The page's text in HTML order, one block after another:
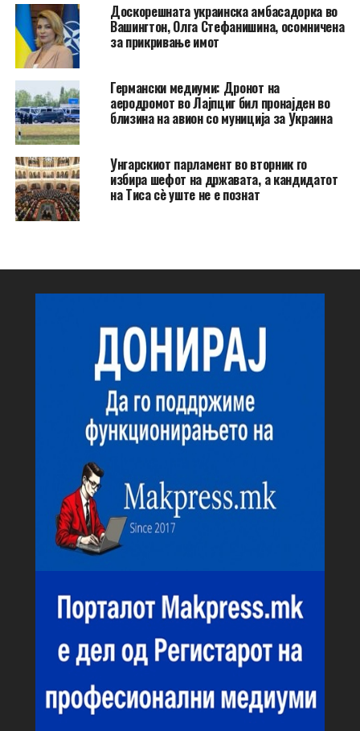
Доскорешната украинска амбасадорка во
Вашингтон, Олга Стефанишина, осомничена
за прикривање имот
Германски медиуми: Дронот на
аеродромот во Лајпциг бил пронајден во
близина на авион со муниција за Украина
Унгарскиот парламент во вторник го
избира шефот на државата, а кандидатот
на Тиса сè уште не е познат